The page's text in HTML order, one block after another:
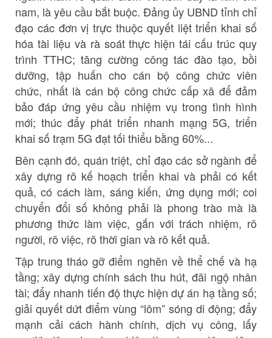
nam, là yêu cầu bắt buộc. Đảng ủy UBND tỉnh chỉ
đạo các đơn vị trực thuộc quyết liệt triển khai số
hóa tài liệu và rà soát thực hiện tái cấu trúc quy
trình TTHC; tăng cường công tác đào tạo, bồi
dưỡng, tập huấn cho cán bộ công chức viên
chức, nhất là cán bộ công chức cấp xã để đảm
bảo đáp ứng yêu cầu nhiệm vụ trong tình hình
mới; thúc đẩy phát triển nhanh mạng 5G, triển
khai số trạm 5G đạt tối thiểu bằng 60%...
Bên cạnh đó, quán triệt, chỉ đạo các sở ngành để
xây dựng rõ kế hoạch triển khai và phải có kết
quả, có cách làm, sáng kiến, ứng dụng mới; coi
chuyển đổi số không phải là phong trào mà là
phương thức làm việc, gắn với trách nhiệm, rõ
người, rõ việc, rõ thời gian và rõ kết quả.
Tập trung tháo gỡ điểm nghẽn về thể chế và hạ
tầng; xây dựng chính sách thu hút, đãi ngộ nhân
tài; đẩy nhanh tiến độ thực hiện dự án hạ tầng số;
giải quyết dứt điểm vùng “lõm” sóng di động; đẩy
mạnh cải cách hành chính, dịch vụ công, lấy